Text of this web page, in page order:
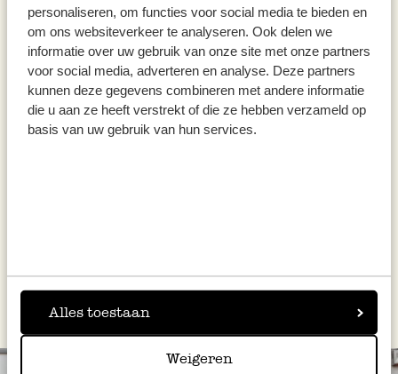
personaliseren, om functies voor social media te bieden en
om ons websiteverkeer te analyseren. Ook delen we
informatie over uw gebruik van onze site met onze partners
voor social media, adverteren en analyse. Deze partners
kunnen deze gegevens combineren met andere informatie
die u aan ze heeft verstrekt of die ze hebben verzameld op
basis van uw gebruik van hun services.
Alles toestaan
Weigeren